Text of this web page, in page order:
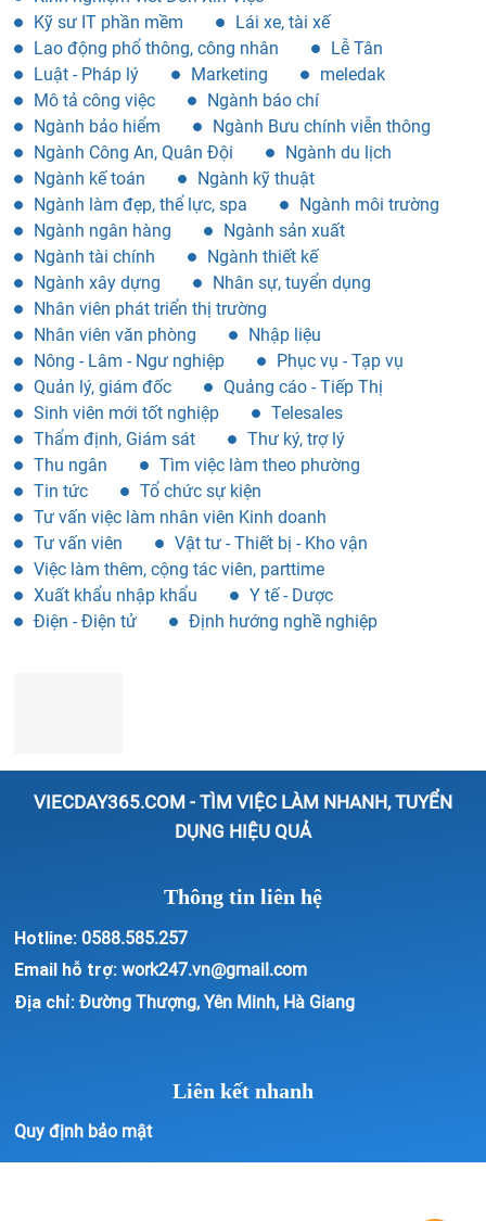
Mô tả công việc
Ngành báo chí
Ngành bảo hiểm
Ngành Bưu chính viễn thông
Ngành Công An, Quân Đội
Ngành du lịch
Ngành kế toán
Ngành kỹ thuật
Ngành làm đẹp, thể lực, spa
Ngành môi trường
Ngành ngân hàng
Ngành sản xuất
Ngành tài chính
Ngành thiết kế
Ngành xây dựng
Nhân sự, tuyển dụng
Nhân viên phát triển thị trường
Nhân viên văn phòng
Nhập liệu
Nông - Lâm - Ngư nghiệp
Phục vụ - Tạp vụ
Quản lý, giám đốc
Quảng cáo - Tiếp Thị
Sinh viên mới tốt nghiệp
Telesales
Thẩm định, Giám sát
Thư ký, trợ lý
Thu ngân
Tìm việc làm theo phường
Tin tức
Tổ chức sự kiện
Tư vấn việc làm nhân viên Kinh doanh
Tư vấn viên
Vật tư - Thiết bị - Kho vận
Việc làm thêm, cộng tác viên, parttime
Xuất khẩu nhập khẩu
Y tế - Dược
Điện - Điện tử
Định hướng nghề nghiệp
Thông tin liên hệ
Liên kết nhanh